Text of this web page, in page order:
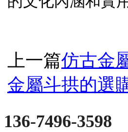
上一篇仿古金
金屬斗拱的選
136-7496-3598